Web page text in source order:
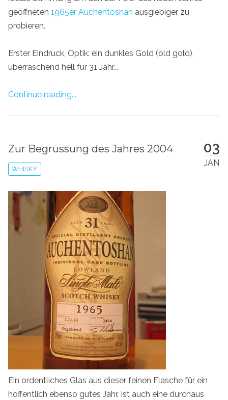
geöffneten 1965er Auchentoshan ausgiebiger zu
probieren.
Erster Eindruck, Optik: ein dunkles Gold (old gold),
überraschend hell für 31 Jahr...
Continue reading...
03
JAN
Zur Begrüssung des Jahres 2004
WHISKY
Ein ordentliches Glas aus dieser feinen Flasche für ein
hoffentlich ebenso gutes Jahr. Ist auch eine durchaus